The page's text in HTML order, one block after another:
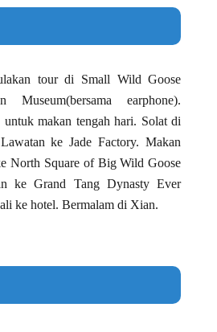
tour di Small Wild Goose
earphone).
makan tengah hari. Solat di
ke Jade Factory. Makan
North Square of Big Wild Goose
ke Grand Tang Dynasty Ever
ke hotel. Bermalam di Xian.